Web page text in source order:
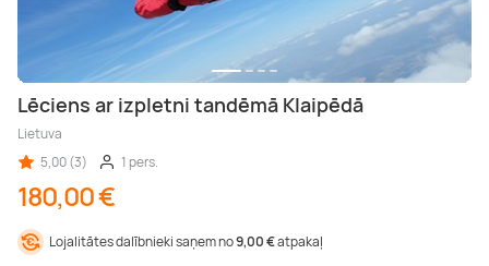
Lēciens ar izpletni tandēmā Klaipēdā
Lietuva
5,00 (3)
1 pers.
180,00 €
Lojalitātes dalībnieki saņem no9,00 €atpakaļ